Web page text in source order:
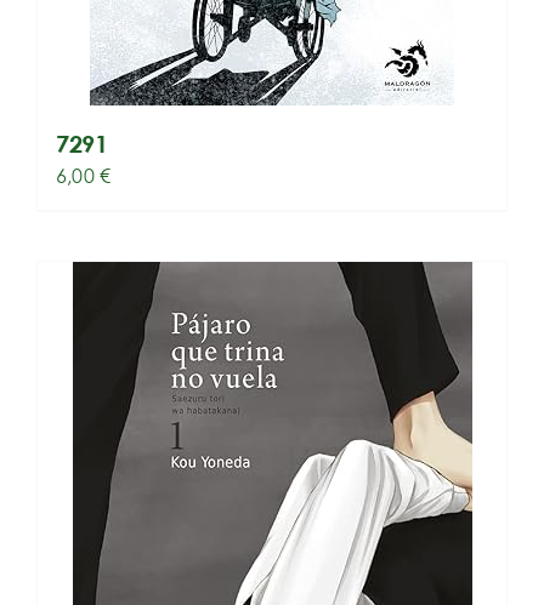
7291
6,00€